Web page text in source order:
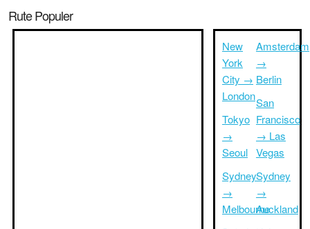
Rute Populer
New
York
City →
London
Tokyo
→
Seoul
Sydney
→
Melbourne
Amsterdam
→
Berlin
San
Francisco
→ Las
Vegas
Sydney
→
Auckland